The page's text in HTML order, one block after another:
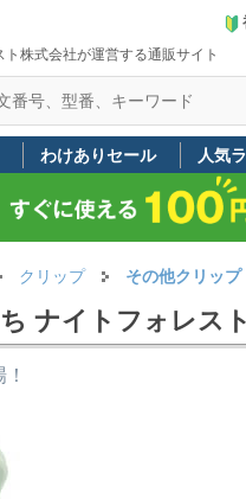
株式会社が運営する通販サイト
わけありセール 人気
クリップ その他クリップ
ナイトフォレス